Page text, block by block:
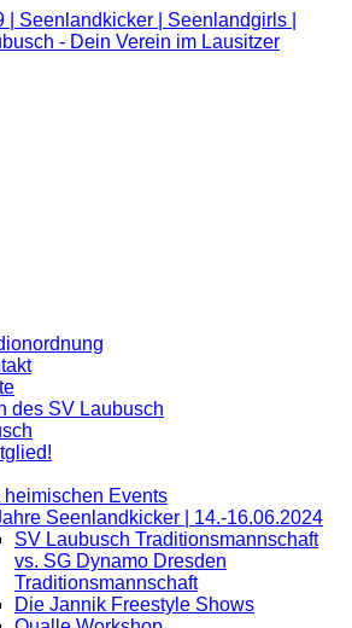
des SV Laubusch
heimischen Events
Seenlandkicker | 14.-16.06.2024
SV Laubusch Traditionsmannschaft
vs. SG Dynamo Dresden
Traditionsmannschaft
Die Jannik Freestyle Shows